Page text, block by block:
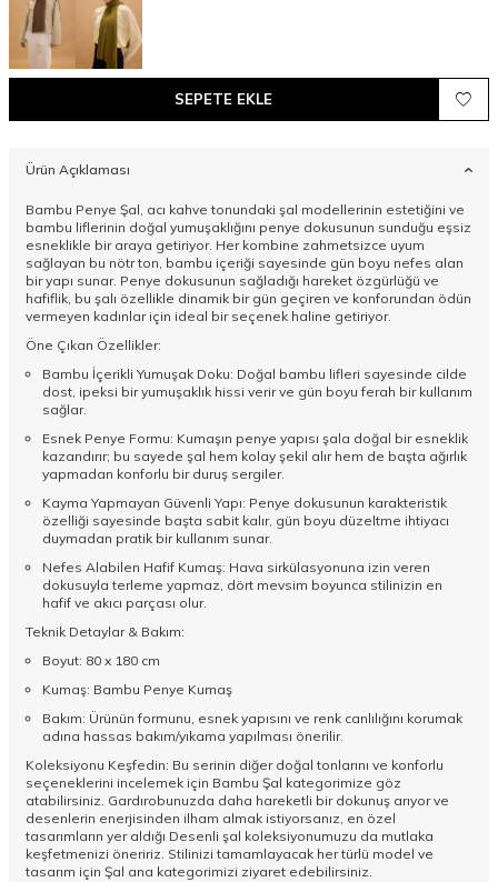
SEPETE EKLE
Ürün Açıklaması
Bambu Penye Şal, acı kahve tonundaki şal modellerinin estetiğini ve
bambu liflerinin doğal yumuşaklığını penye dokusunun sunduğu eşsiz
esneklikle bir araya getiriyor. Her kombine zahmetsizce uyum
sağlayan bu nötr ton, bambu içeriği sayesinde gün boyu nefes alan
bir yapı sunar. Penye dokusunun sağladığı hareket özgürlüğü ve
hafiflik, bu şalı özellikle dinamik bir gün geçiren ve konforundan ödün
vermeyen kadınlar için ideal bir seçenek haline getiriyor.
Öne Çıkan Özellikler:
Bambu İçerikli Yumuşak Doku: Doğal bambu lifleri sayesinde cilde
dost, ipeksi bir yumuşaklık hissi verir ve gün boyu ferah bir kullanım
sağlar.
Esnek Penye Formu: Kumaşın penye yapısı şala doğal bir esneklik
kazandırır; bu sayede şal hem kolay şekil alır hem de başta ağırlık
yapmadan konforlu bir duruş sergiler.
Kayma Yapmayan Güvenli Yapı: Penye dokusunun karakteristik
özelliği sayesinde başta sabit kalır, gün boyu düzeltme ihtiyacı
duymadan pratik bir kullanım sunar.
Nefes Alabilen Hafif Kumaş: Hava sirkülasyonuna izin veren
dokusuyla terleme yapmaz, dört mevsim boyunca stilinizin en
hafif ve akıcı parçası olur.
Teknik Detaylar & Bakım:
Boyut: 80 x 180 cm
Kumaş: Bambu Penye Kumaş
Bakım: Ürünün formunu, esnek yapısını ve renk canlılığını korumak
adına hassas bakım/yıkama yapılması önerilir.
Koleksiyonu Keşfedin: Bu serinin diğer doğal tonlarını ve konforlu
seçeneklerini incelemek için Bambu Şal kategorimize göz
atabilirsiniz. Gardırobunuzda daha hareketli bir dokunuş arıyor ve
desenlerin enerjisinden ilham almak istiyorsanız, en özel
tasarımların yer aldığı Desenli şal koleksiyonumuzu da mutlaka
keşfetmenizi öneririz. Stilinizi tamamlayacak her türlü model ve
tasarım için Şal ana kategorimizi ziyaret edebilirsiniz.